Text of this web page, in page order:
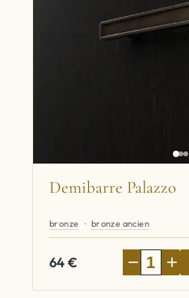
Demibarre Palazzo
bronze bronze ancien
64€ − +